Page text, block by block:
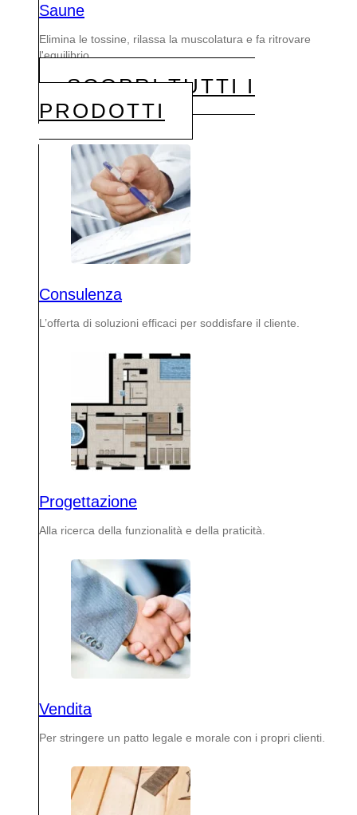
Saune
Elimina le tossine, rilassa la muscolatura e fa ritrovare
l'equilibrio.
SCOPRI TUTTI I
PRODOTTI
Consulenza
L’offerta di soluzioni efficaci per soddisfare il cliente.
Progettazione
Alla ricerca della funzionalità e della praticità.
Vendita
Per stringere un patto legale e morale con i propri clienti.